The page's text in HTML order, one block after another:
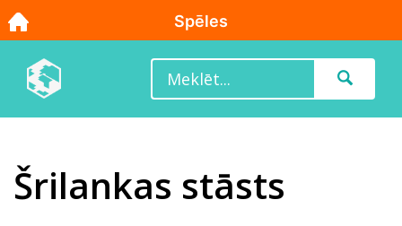
Šrilankas stāsts